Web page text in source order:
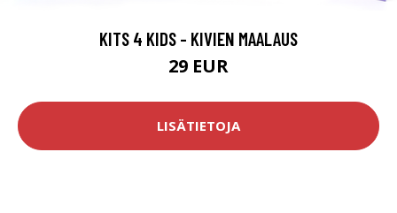
KITS 4 KIDS - KIVIEN MAALAUS
29 EUR
LISÄTIETOJA